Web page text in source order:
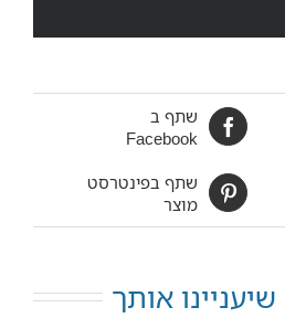
שתף ב
Facebook
שתף בפינטרסט
מוצר
אותך